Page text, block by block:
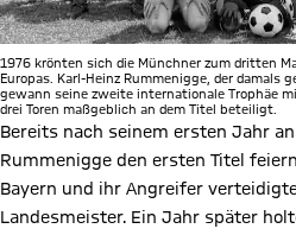
1976 krönten sich die Münchner zum dritten
Europas. Karl-Heinz Rummenigge, der damals
gewann seine zweite internationale Trophäe
drei Toren maßgeblich an dem Titel beteiligt.
Bereits nach seinem ersten Jahr
Rummenigge den ersten Titel
Bayern und ihr Angreifer
Landesmeister. Ein Jahr später